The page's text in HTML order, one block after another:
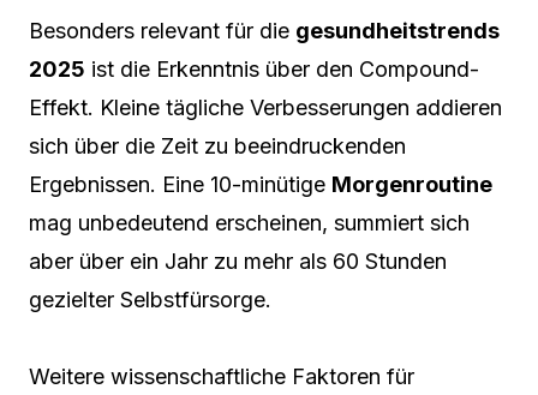
Besonders relevant für die gesundheitstrends
2025 ist die Erkenntnis über den Compound-
Effekt. Kleine tägliche Verbesserungen addieren
sich über die Zeit zu beeindruckenden
Ergebnissen. Eine 10-minütige Morgenroutine
mag unbedeutend erscheinen, summiert sich
aber über ein Jahr zu mehr als 60 Stunden
gezielter Selbstfürsorge.
Weitere wissenschaftliche Faktoren für